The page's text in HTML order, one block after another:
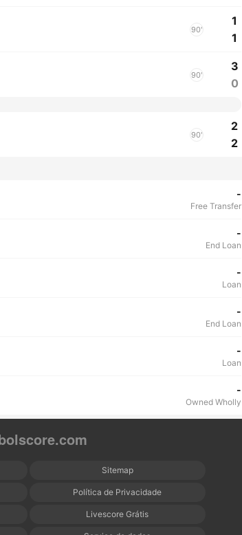
90'
1
1
90'
3
0
90'
2
2
-
Free Transfer
-
End Loan
-
Loan
-
End Loan
-
Loan
-
Owned Wholly
Sitemap
Política de Privacidade
Livescore Grátis